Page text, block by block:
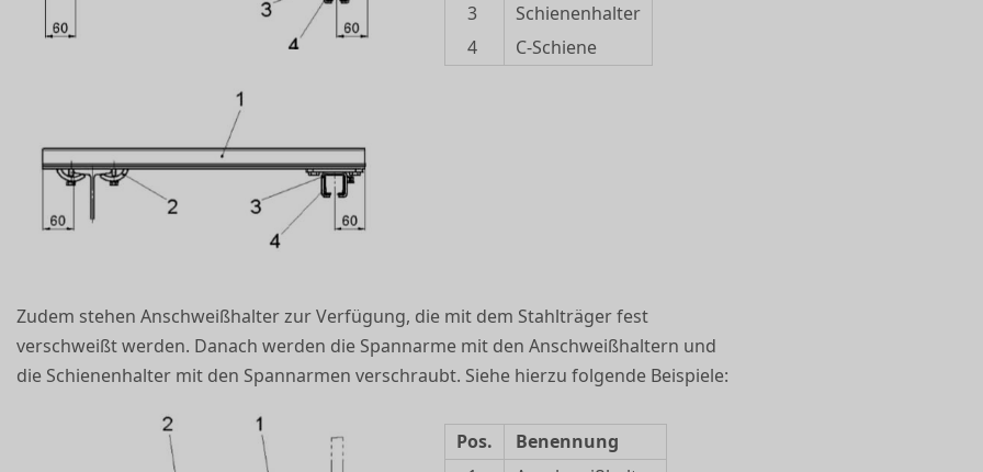
3
Schienenhalter
4
C-Schiene
Zudem stehen Anschweißhalter zur Verfügung, die mit dem Stahlträger fest
verschweißt werden. Danach werden die Spannarme mit den Anschweißhaltern und
die Schienenhalter mit den Spannarmen verschraubt. Siehe hierzu folgende Beispiele:
Pos.
Benennung